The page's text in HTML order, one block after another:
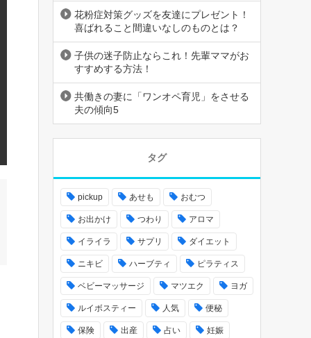
花粉症対策グッズを友達にプレゼント！
喜ばれること間違いなしのものとは？
子供の迷子防止ならこれ！先輩ママがお
すすめする方法！
共働きの妻に「ワンオペ育児」をさせる
夫の傾向5
タグ
pickup あせも おむつ
お出かけ つわり アロマ
イライラ サプリ ダイエット
ニキビ ハーブティ ピラティス
ベビーマッサージ マツエク ヨガ
ルイボスティー 人気 便秘
保険 出産 占い 妊娠